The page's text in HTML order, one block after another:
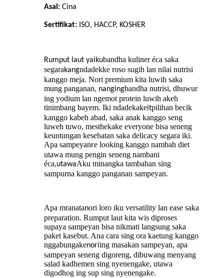
Asal: Cina
Sertifikat: ISO, HACCP, KOSHER
Rumput laut yaikubandha kuliner éca saka
segarakangndadekke roso sugih lan nilai nutrisi
kanggo meja. Nori premium kita luwih saka
mung panganan, nangingbandha nutrisi, dhuwur
ing yodium lan ngemot protein luwih akeh
tinimbang bayem. Iki ndadekakeitpilihan becik
kanggo kabeh abad, saka anak kanggo seng
luweh tuwo, mesthekake everyone bisa seneng
keuntungan kesehatan saka delicacy segara iki.
Apa sampeyanre looking kanggo nambah diet
utawa mung pengin seneng nambani
éca,utawaAku minangka tambahan sing
sampurna kanggo panganan sampeyan.
Apa mranatanori loro iku versatility lan ease saka
preparation. Rumput laut kita wis diproses
supaya sampeyan bisa nikmati langsung saka
paket kasebut. Ana cara sing ora kaetung kanggo
nggabungakenoriing masakan sampeyan, apa
sampeyan seneng digoreng, dibuwang menyang
salad kadhemen sing nyenengake, utawa
digodhog ing sup sing nyenengake.